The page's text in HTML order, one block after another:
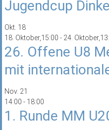
Jugendcup
Okt. 18
18. Oktober,15:00 - 24.
26. Offene U8
mit
Nov. 21
14:00 - 18:00
1. Runde MM